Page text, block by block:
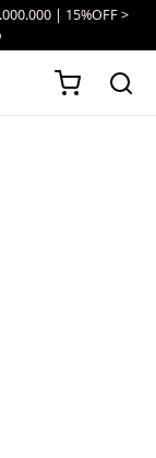
| 15%OFF >